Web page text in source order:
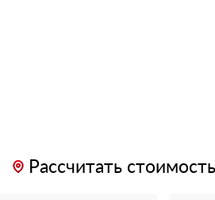
Рассчитать